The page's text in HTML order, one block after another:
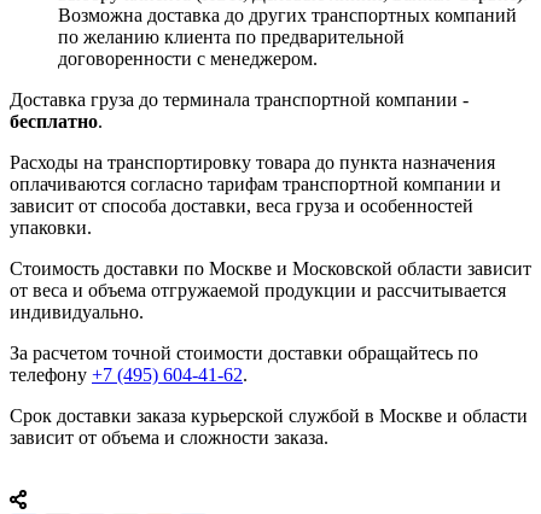
Возможна доставка до других транспортных компаний
по желанию клиента по предварительной
договоренности с менеджером.
Доставка груза до терминала транспортной компании -
бесплатно.
Расходы на транспортировку товара до пункта назначения
оплачиваются согласно тарифам транспортной компании и
зависит от способа доставки, веса груза и особенностей
упаковки.
Стоимость доставки по Москве и Московской области зависит
от веса и объема отгружаемой продукции и рассчитывается
индивидуально.
За расчетом точной стоимости доставки обращайтесь по
телефону +7 (495) 604-41-62.
Срок доставки заказа курьерской службой в Москве и области
зависит от объема и сложности заказа.